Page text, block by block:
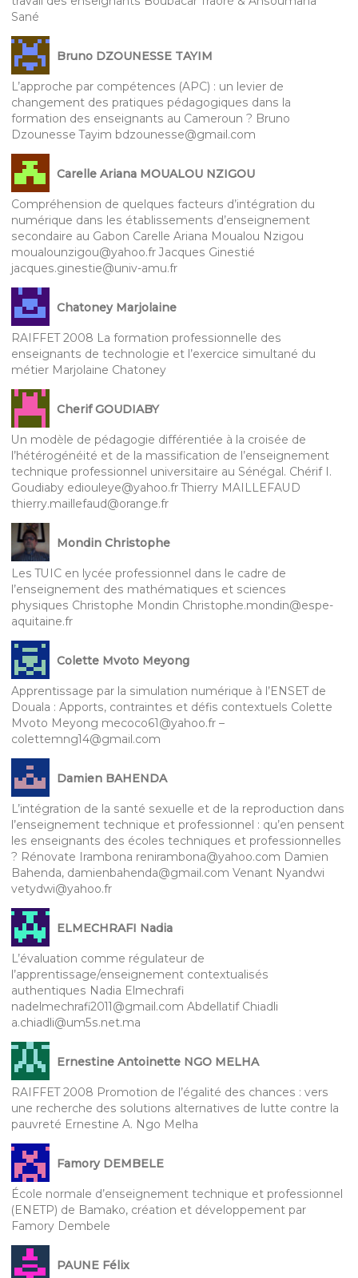
Sané
Bruno DZOUNESSE TAYIM
L’approche par compétences (APC) : un levier de
changement des pratiques pédagogiques dans la
formation des enseignants au Cameroun ? Bruno
Dzounesse Tayim bdzounesse@gmail.com
Carelle Ariana MOUALOU NZIGOU
Compréhension de quelques facteurs d’intégration du
numérique dans les établissements d’enseignement
secondaire au Gabon Carelle Ariana Moualou Nzigou
moualounzigou@yahoo.fr Jacques Ginestié
jacques.ginestie@univ-amu.fr
Chatoney Marjolaine
RAIFFET 2008 La formation professionnelle des
enseignants de technologie et l’exercice simultané du
métier Marjolaine Chatoney
Cherif GOUDIABY
Un modèle de pédagogie différentiée à la croisée de
l’hétérogénéité et de la massification de l’enseignement
technique professionnel universitaire au Sénégal. Chérif I.
Goudiaby ediouleye@yahoo.fr Thierry MAILLEFAUD
thierry.maillefaud@orange.fr
Mondin Christophe
Les TUIC en lycée professionnel dans le cadre de
l’enseignement des mathématiques et sciences
physiques Christophe Mondin Christophe.mondin@espe-
aquitaine.fr
Colette Mvoto Meyong
Apprentissage par la simulation numérique à l’ENSET de
Douala : Apports, contraintes et défis contextuels Colette
Mvoto Meyong mecoco61@yahoo.fr –
colettemng14@gmail.com
Damien BAHENDA
L’intégration de la santé sexuelle et de la reproduction dans
l’enseignement technique et professionnel : qu’en pensent
les enseignants des écoles techniques et professionnelles
? Rénovate Irambona renirambona@yahoo.com Damien
Bahenda, damienbahenda@gmail.com Venant Nyandwi
vetydwi@yahoo.fr
ELMECHRAFI Nadia
L’évaluation comme régulateur de
l’apprentissage/enseignement contextualisés
authentiques Nadia Elmechrafi
nadelmechrafi2011@gmail.com Abdellatif Chiadli
a.chiadli@um5s.net.ma
Ernestine Antoinette NGO MELHA
RAIFFET 2008 Promotion de l’égalité des chances : vers
une recherche des solutions alternatives de lutte contre la
pauvreté Ernestine A. Ngo Melha
Famory DEMBELE
École normale d’enseignement technique et professionnel
(ENETP) de Bamako, création et développement par
Famory Dembele
PAUNE Félix